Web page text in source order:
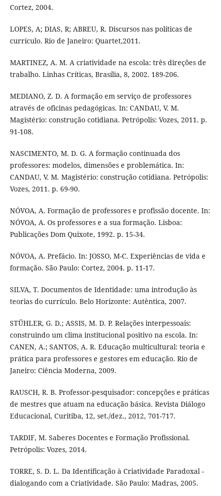
Cortez, 2004.
LOPES, A; DIAS, R; ABREU, R. Discursos nas políticas de
currículo. Rio de Janeiro: Quartet,2011.
MARTINEZ, A. M. A criatividade na escola: três direções de
trabalho. Linhas Críticas, Brasília, 8, 2002. 189-206.
MEDIANO, Z. D. A formação em serviço de professores
através de oficinas pedagógicas. In: CANDAU, V. M.
Magistério: construção cotidiana. Petrópolis: Vozes, 2011. p.
91-108.
NASCIMENTO, M. D. G. A formação continuada dos
professores: modelos, dimensões e problemática. In:
CANDAU, V. M. Magistério: construção cotidiana. Petrópolis:
Vozes, 2011. p. 69-90.
NÓVOA, A. Formação de professores e profissão docente. In:
NÓVOA, A. Os professores e a sua formação. Lisboa:
Publicações Dom Quixote, 1992. p. 15-34.
NÓVOA, A. Prefácio. In: JOSSO, M-C. Experiências de vida e
formação. São Paulo: Cortez, 2004. p. 11-17.
SILVA, T. Documentos de Identidade: uma introdução às
teorias do currículo. Belo Horizonte: Autêntica, 2007.
STÜHLER, G. D.; ASSIS, M. D. P. Relações interpessoais:
construindo um clima institucional positivo na escola. In:
CANEN, A.; SANTOS, A. R. Educação multicultural: teoria e
prática para professores e gestores em educação. Rio de
Janeiro: Ciência Moderna, 2009.
RAUSCH, R. B. Professor-pesquisador: concepções e práticas
de mestres que atuam na educação básica. Revista Diálogo
Educacional, Curitiba, 12, set./dez., 2012, 701-717.
TARDIF, M. Saberes Docentes e Formação Profissional.
Petrópolis: Vozes, 2014.
TORRE, S. D. L. Da Identificação à Criatividade Paradoxal -
dialogando com a Criatividade. São Paulo: Madras, 2005.